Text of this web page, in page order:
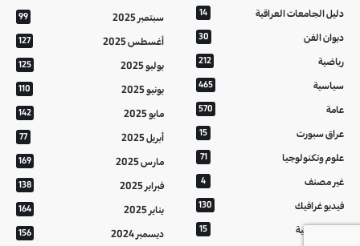
دليل الجامعات العراقية 14
ديوان الفن 30
رياضية 212
سياسية 465
عامة 570
عراق سبورت 15
علوم وتكنولوجيا 71
غير مصنف 4
فيديو غرافيك 130
معالم عراقية 15
سبتمبر 2025 99
أغسطس 2025 127
يوليو 2025 125
يونيو 2025 110
مايو 2025 142
أبريل 2025 77
مارس 2025 169
فبراير 2025 138
يناير 2025 164
ديسمبر 2024 156